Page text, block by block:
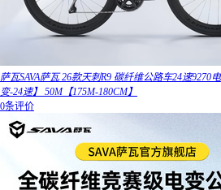
萨瓦SAVA萨瓦 26款天刺R9 碳纤维公路车24速9270
变-24速】 50M【175M-180CM】
0条评价